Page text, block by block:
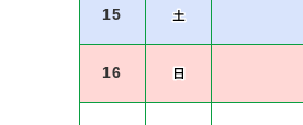
15
16